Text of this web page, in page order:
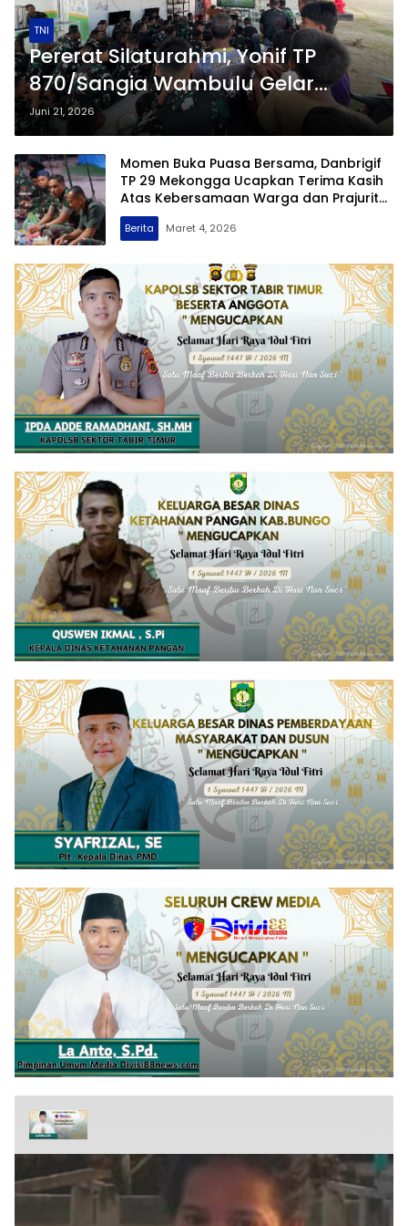
TNI
Pererat Silaturahmi, ‎Yonif TP
870/Sangia Wambulu Gelar
Nobar Bola Gembira Bersama
Masyarakat
Juni 21, 2026
Momen Buka Puasa Bersama, Danbrigif
TP 29 Mekongga Ucapkan Terima Kasih
Atas Kebersamaan Warga dan Prajurit
Yonif TP 870 Sangia Wambulu
Berita Maret 4, 2026